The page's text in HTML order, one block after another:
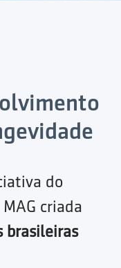
do
criada
brasileiras